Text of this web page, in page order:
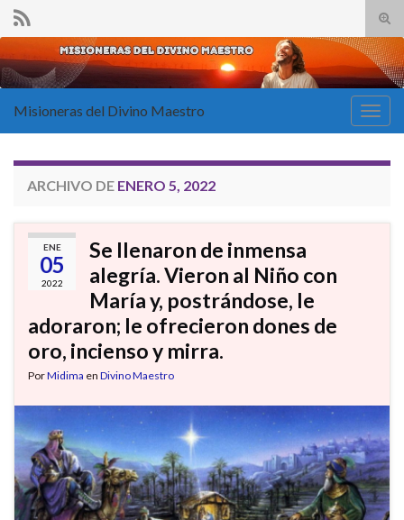
el
de
Search for:
la
Misioneras del Divino Maestro
ARCHIVO DE ENERO 5, 2022
ENE
05
2022
Se llenaron de inmensa
alegría. Vieron al Niño con
María y, postrándose, le
adoraron; le ofrecieron dones de
oro, incienso y mirra.
PorMidima en Divino Maestro